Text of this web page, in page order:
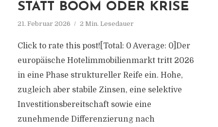
STATT BOOM ODER KRISE
21. Februar 2026 2 Min. Lesedauer
Click to rate this post![Total: 0 Average: 0]Der
europäische Hotelimmobilienmarkt tritt 2026
in eine Phase struktureller Reife ein. Hohe,
zugleich aber stabile Zinsen, eine selektive
Investitionsbereitschaft sowie eine
zunehmende Differenzierung nach